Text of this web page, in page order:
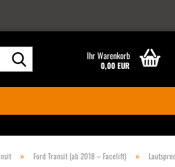
Ihr Warenkorb
0,00 EUR
» Ford Transit (ab 2018 – Facelift) »